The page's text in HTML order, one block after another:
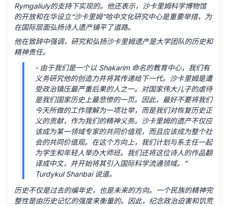
Rymgaliuly的支持下实现的。他还表示，沙卡里姆科学博物馆
的开放和在华设立“沙卡里姆”哈中文化研究中心是重要举措，为
在国际层面弘扬诗人遗产铺平了道路。
他在致辞中强调，研究和弘扬沙卡里姆遗产是大学团队的历史和
精神责任。
- 由于我们是一个以 Shakarim 命名的教育中心，我们有
义务研究他的创造力并将其传递给下一代。沙卡里姆是遭
受政治镇压最严重后果的人之一。对国家伟大儿子的虐待
是我们国家历史上最悲惨的一页。因此，最好不要将我们
今天所做的工作理解为一项壮举，而是我们对恢复历史正
义的贡献，作为我们的精神义务。沙卡里姆的遗产不仅应
该成为某一领域专家的共同价值观，而且应该成为整个社
会的共同价值观。在这个方向上，我们计划与系主任一起
为学生和年轻人举办大师班。我们还将这位诗人的作品翻
译成中文，并开始将其引入国际科学流通领域。”
Turdykul Shanbai 说道。
历史不仅是过去的编年史，也是未来的方向。一个民族的精神完
整性是由历史记忆的强度来衡量的。因此，纪念政治迫害和饥荒